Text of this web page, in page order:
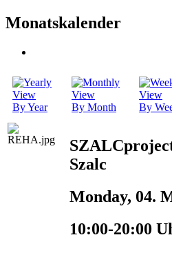
Monatskalender
By Year By Month By
Szalc
Monday, 04.
10:00-20:00